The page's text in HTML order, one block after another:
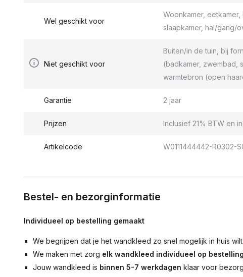
Wel geschikt voor
Woonkamer,
slaapkamer, hal/gang/
Niet geschikt voor
Buiten/in de tuin, bij
(badkamer, zwembad,
warmtebron (open
Garantie 2 jaar
Prijzen Inclusief 21% BTW en
Artikelcode W0111444442-R0302-
Bestel- en bezorginformatie
Individueel op bestelling gemaakt
We begrijpen dat je het wandkleed zo snel mogelijk in huis
We maken met zorg elk wandkleed individueel op bestelling
Jouw wandkleed is binnen 5-7 werkdagen klaar voor